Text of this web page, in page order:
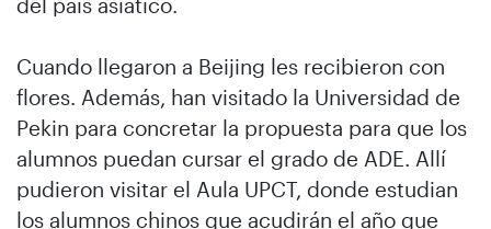
Cuando llegaron a Beijing les recibieron con
flores. Además, han visitado la Universidad de
Pekin para concretar la propuesta para que los
alumnos puedan cursar el grado de ADE. Allí
pudieron visitar el Aula UPCT, donde estudian
los alumnos chinos que acudirán el año que